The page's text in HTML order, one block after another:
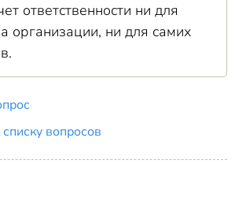
ответственности ни для
организации, ни для самих
вопросов